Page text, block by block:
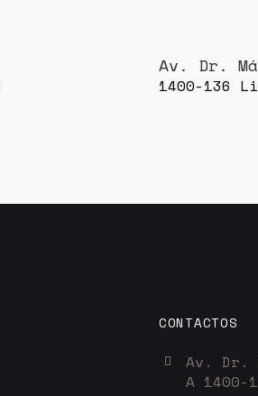
Av. Dr.
1400-136
CONTACTOS
Av. Dr.
A 1400-